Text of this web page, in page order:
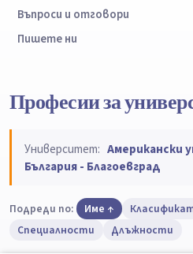
Въпроси и отговори
Пишете ни
Професии за
Университет: Американски
България - Благоевград
Подреди по: Име
Специалности
Длъжности